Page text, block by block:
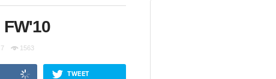
7 1563
TWEET